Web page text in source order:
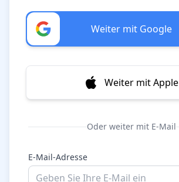
Weiter mit Google
Weiter mit Apple
Oder weiter mit E-Mail
E-Mail-Adresse